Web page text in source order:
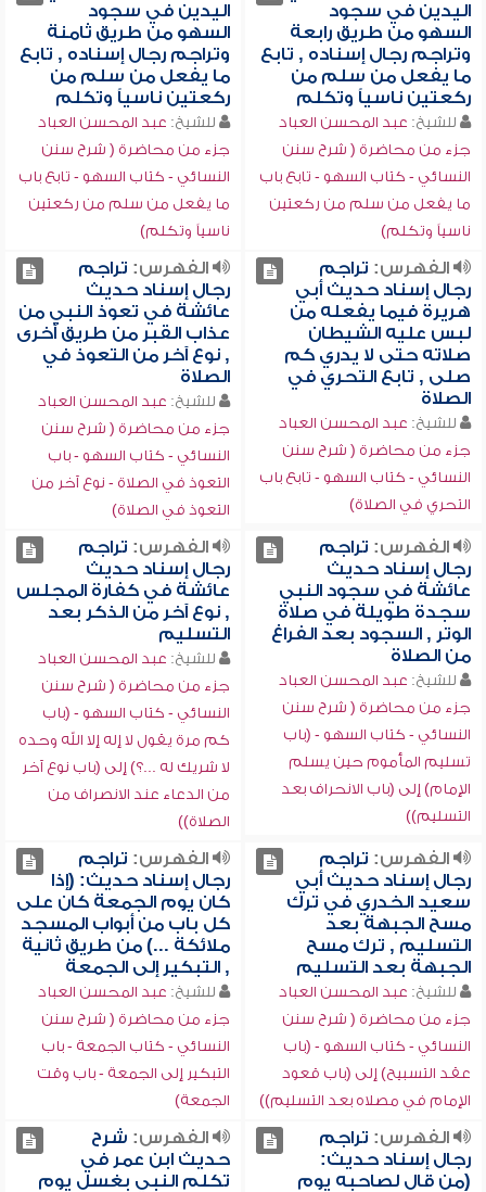
اليدين في سجود
السهو من طريق رابعة
وتراجم رجال إسناده , تابع
ما يفعل من سلم من
ركعتين ناسياً وتكلم
للشيخ: عبد المحسن العباد
جزء من محاضرة ( شرح سنن
النسائي - كتاب السهو - تابع باب
ما يفعل من سلم من ركعتين
ناسياً وتكلم)
اليدين في سجود
السهو من طريق ثامنة
وتراجم رجال إسناده , تابع
ما يفعل من سلم من
ركعتين ناسياً وتكلم
للشيخ: عبد المحسن العباد
جزء من محاضرة ( شرح سنن
النسائي - كتاب السهو - تابع باب
ما يفعل من سلم من ركعتين
ناسياً وتكلم)
الفهرس: تراجم
رجال إسناد حديث أبي
هريرة فيما يفعله من
لبس عليه الشيطان
صلاته حتى لا يدري كم
صلى , تابع التحري في
الصلاة
للشيخ: عبد المحسن العباد
جزء من محاضرة ( شرح سنن
النسائي - كتاب السهو - تابع باب
التحري في الصلاة)
الفهرس: تراجم
رجال إسناد حديث
عائشة في تعوذ النبي من
عذاب القبر من طريق أخرى
, نوع آخر من التعوذ في
الصلاة
للشيخ: عبد المحسن العباد
جزء من محاضرة ( شرح سنن
النسائي - كتاب السهو - باب
التعوذ في الصلاة - نوع آخر من
التعوذ في الصلاة)
الفهرس: تراجم
رجال إسناد حديث
عائشة في سجود النبي
سجدة طويلة في صلاة
الوتر , السجود بعد الفراغ
من الصلاة
للشيخ: عبد المحسن العباد
جزء من محاضرة ( شرح سنن
النسائي - كتاب السهو - (باب
تسليم المأموم حين يسلم
الإمام) إلى (باب الانحراف بعد
التسليم))
الفهرس: تراجم
رجال إسناد حديث
عائشة في كفارة المجلس
, نوع آخر من الذكر بعد
التسليم
للشيخ: عبد المحسن العباد
جزء من محاضرة ( شرح سنن
النسائي - كتاب السهو - (باب
كم مرة يقول لا إله إلا الله وحده
لا شريك له ...؟) إلى (باب نوع آخر
من الدعاء عند الانصراف من
الصلاة))
الفهرس: تراجم
رجال إسناد حديث أبي
سعيد الخدري في ترك
مسح الجبهة بعد
التسليم , ترك مسح
الجبهة بعد التسليم
للشيخ: عبد المحسن العباد
جزء من محاضرة ( شرح سنن
النسائي - كتاب السهو - (باب
عقد التسبيح) إلى (باب قعود
الإمام في مصلاه بعد التسليم))
الفهرس: تراجم
رجال إسناد حديث: (إذا
كان يوم الجمعة كان على
كل باب من أبواب المسجد
ملائكة ...) من طريق ثانية
, التبكير إلى الجمعة
للشيخ: عبد المحسن العباد
جزء من محاضرة ( شرح سنن
النسائي - كتاب الجمعة - باب
التبكير إلى الجمعة - باب وقت
الجمعة)
الفهرس: تراجم
رجال إسناد حديث:
(من قال لصاحبه يوم
الفهرس: شرح
حديث ابن عمر في
تكلم النبي بغسل يوم